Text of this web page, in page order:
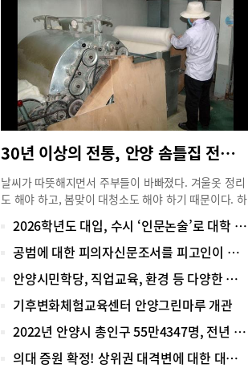
30년 이상의 전통, 안양 솜틀집 전문 ‘행복솜틀집’
날씨가 따뜻해지면서 주부들이 바빠졌다. 겨울옷 정리
도 해야 하고, 봄맞이 대청소도 해야 하기 때문이다. 하
지만 무엇보다 신경 써서 봄맞이 관리에 나서야 하는
것이 바로 이불. 안양 호계동에서 20년 넘게 솜 트는 공
장과 솜틀집을 함께 운영하고 있는 ‘행복솜틀집’ 김용
먼지 등으로 많이 오염돼 있다”며 “이불은 꼭 세탁하고
햇볕에 잘 말린 후 보관해야 오래 사용할 수 있고, 목화
솜 이불의 경우 솜을 틀어주면 세균과 이물질, 먼지 등
의 오염이 제거되고 솜도 살아나 다음 겨울에 더 따뜻
하게 덮을 수 있다”고 조언했다. 또 “솜은 이불 속에 들
어가 있어 소비자들이 눈으로 직접 확인하기가 쉽지 않
2026학년도 대입, 수시 ‘인문논술’로 대학 업그레이드 하자!
공범에 대한 피의자신문조서를 피고인이 부인하는 경우 그 증거능력
안양시민학당, 직업교육, 환경 등 다양한 프로그램 가득~
기후변화체험교육센터 안양그린마루 개관
2022년 안양시 총인구 55만4347명, 전년 대비 0.2% 증가
의대 증원 확정! 상위권 대격변에 대한 대응은?